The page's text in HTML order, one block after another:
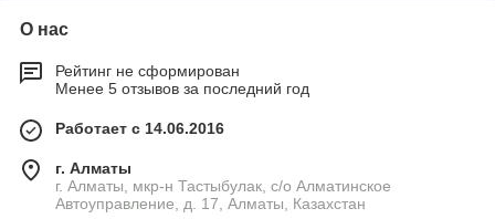
О нас
Рейтинг не сформирован
Менее 5 отзывов за последний год
Работает с 14.06.2016
г. Алматы
г. Алматы, мкр-н Тастыбулак, с/о Алматинское
Автоуправление, д. 17, Алматы, Казахстан